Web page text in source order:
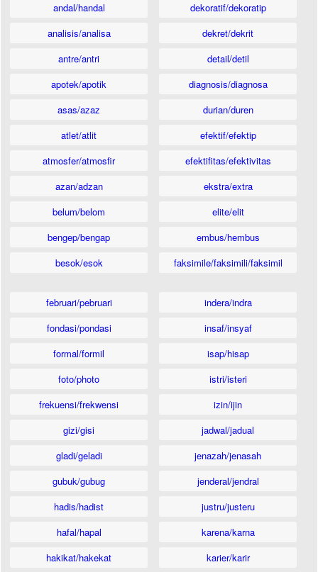
andal/handal
analisis/analisa
antre/antri
apotek/apotik
asas/azaz
atlet/atlit
atmosfer/atmosfir
azan/adzan
belum/belom
bengep/bengap
besok/esok
dekoratif/dekoratip
dekret/dekrit
detail/detil
diagnosis/diagnosa
durian/duren
efektif/efektip
efektifitas/efektivitas
ekstra/extra
elite/elit
embus/hembus
faksimile/faksimili/faksimil
februari/pebruari
fondasi/pondasi
formal/formil
foto/photo
frekuensi/frekwensi
gizi/gisi
gladi/geladi
gubuk/gubug
hadis/hadist
hafal/hapal
hakikat/hakekat
indera/indra
insaf/insyaf
isap/hisap
istri/isteri
izin/ijin
jadwal/jadual
jenazah/jenasah
jenderal/jendral
justru/justeru
karena/karna
karier/karir